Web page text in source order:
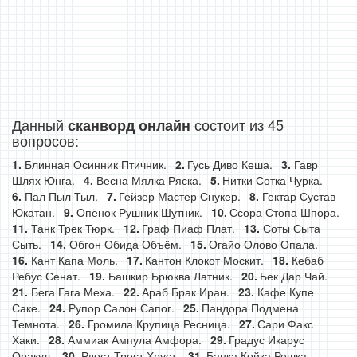
Данный сканворд онлайн состоит из 45
вопросов:
Блинная Осинник Птичник. Гусь Диво Кеша.
Гавр
Шлях Юнга.
Весна Мялка Ряска.
Нитки Сотка Чурка.
Пал Пыл Тыл.
Гейзер Мастер Снукер.
Гектар Сустав
Юкатан.
Опёнок Рушник Шутник.
Ссора Стопа Шпора.
Танк Трек Тюрк.
Граф Пиаф Плат.
Соты Сыта
Сыть.
Обгон Обида Объём.
Огайо Олово Опала.
Кант Капа Моль.
Кантон Клокот Москит.
Кебаб
Ребус Сенат.
Башкир Брюква Латник.
Бек Дар Чай.
Бега Гага Меха.
Араб Брак Иран.
Кафе Купе
Саке.
Рупор Салон Сапог.
Пандора Подмена
Темнота.
Громила Крупица Ресница.
Сари Факс
Хаки.
Аммиак Ампула Амфора.
Градус Икарус